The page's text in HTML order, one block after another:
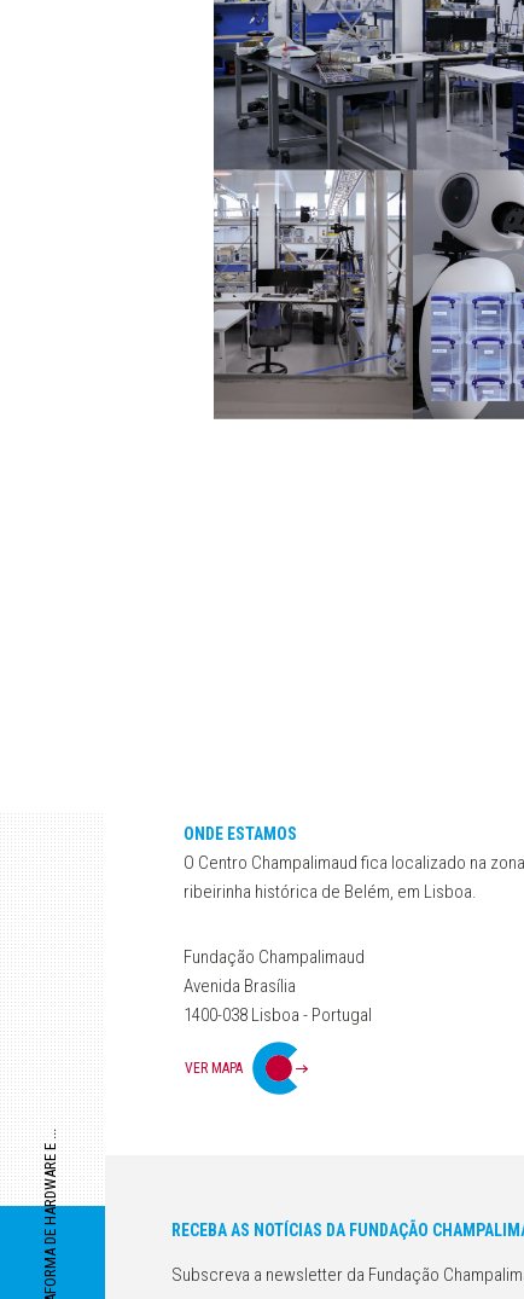
[ PLATAFORMA DE HARDWARE E ...
ONDE ESTAMOS
O Centro Champalimaud fica localizado na zona
ribeirinha histórica de Belém, em Lisboa.
Fundação Champalimaud
Avenida Brasília
1400-038 Lisboa - Portugal
VER MAPA
RECEBA AS NOTÍCIAS DA FUNDAÇÃO
Subscreva a newsletter da Fundação